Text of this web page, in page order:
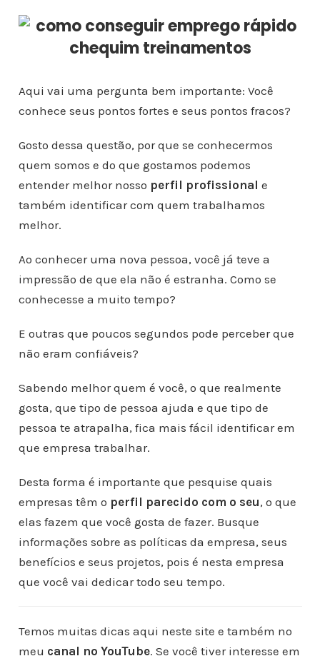
Aqui vai uma pergunta bem importante: Você
conhece seus pontos fortes e seus pontos fracos?
Gosto dessa questão, por que se conhecermos
quem somos e do que gostamos podemos
entender melhor nosso perfil profissional e
também identificar com quem trabalhamos
melhor.
Ao conhecer uma nova pessoa, você já teve a
impressão de que ela não é estranha. Como se
conhecesse a muito tempo?
E outras que poucos segundos pode perceber que
não eram confiáveis?
Sabendo melhor quem é você, o que realmente
gosta, que tipo de pessoa ajuda e que tipo de
pessoa te atrapalha, fica mais fácil identificar em
que empresa trabalhar.
Desta forma é importante que pesquise quais
empresas têm o perfil parecido com o seu, o que
elas fazem que você gosta de fazer. Busque
informações sobre as políticas da empresa, seus
benefícios e seus projetos, pois é nesta empresa
que você vai dedicar todo seu tempo.
Temos muitas dicas aqui neste site e também no
meu canal no YouTube. Se você tiver interesse em